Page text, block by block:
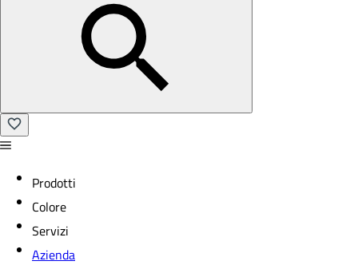
Prodotti
Colore
Servizi
Azienda